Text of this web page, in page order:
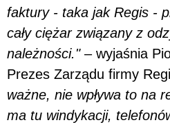
faktury - taka jak Regis -
cały ciężar związany z
należności."– wyjaśnia
Prezes Zarządu firmy
ważne, nie wpływa to na
ma tu windykacji,